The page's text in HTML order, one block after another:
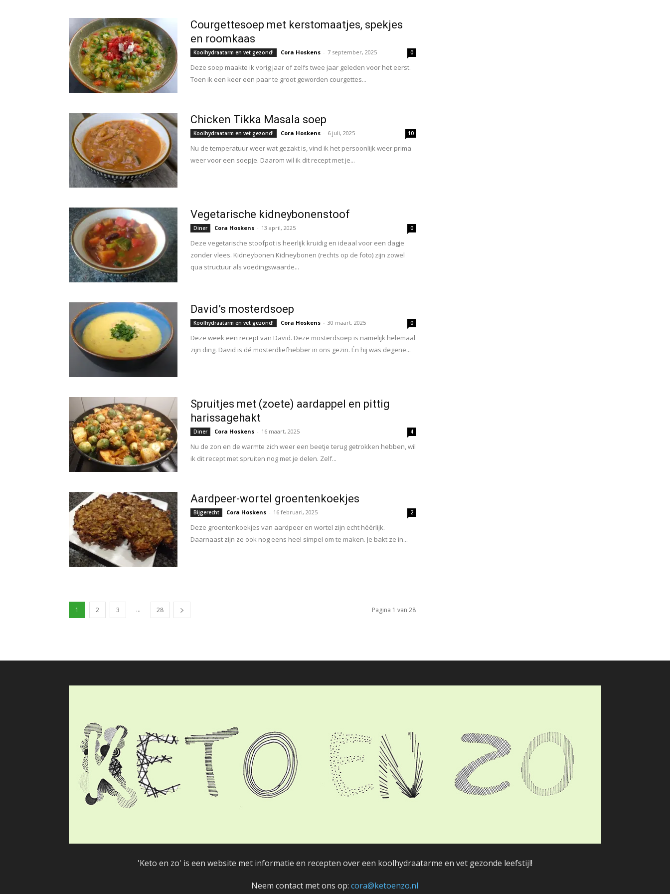
Courgettesoep met kerstomaatjes, spekjes
en roomkaas
Koolhydraatarm en vet gezond! Cora Hoskens - 7 september, 2025 0
Deze soep maakte ik vorig jaar of zelfs twee jaar geleden voor het eerst.
Toen ik een keer een paar te groot geworden courgettes...
Chicken Tikka Masala soep
Koolhydraatarm en vet gezond! Cora Hoskens - 6 juli, 2025 10
Nu de temperatuur weer wat gezakt is, vind ik het persoonlijk weer prima
weer voor een soepje. Daarom wil ik dit recept met je...
Vegetarische kidneybonenstoof
Diner Cora Hoskens - 13 april, 2025 0
Deze vegetarische stoofpot is heerlijk kruidig en ideaal voor een dagje
zonder vlees. Kidneybonen Kidneybonen (rechts op de foto) zijn zowel
qua structuur als voedingswaarde...
David’s mosterdsoep
Koolhydraatarm en vet gezond! Cora Hoskens - 30 maart, 2025 0
Deze week een recept van David. Deze mosterdsoep is namelijk helemaal
zijn ding. David is dé mosterdliefhebber in ons gezin. Én hij was degene...
Spruitjes met (zoete) aardappel en pittig
harissagehakt
Diner Cora Hoskens - 16 maart, 2025 4
Nu de zon en de warmte zich weer een beetje terug getrokken hebben, wil
ik dit recept met spruiten nog met je delen. Zelf...
Aardpeer-wortel groentenkoekjes
Bijgerecht Cora Hoskens - 16 februari, 2025 2
Deze groentenkoekjes van aardpeer en wortel zijn echt héérlijk.
Daarnaast zijn ze ook nog eens heel simpel om te maken. Je bakt ze in...
1 2 3 ... 28 Pagina 1 van 28
'Keto en zo' is een website met informatie en recepten over een koolhydraatarme en vet gezonde leefstijl!
Neem contact met ons op:cora@ketoenzo.nl